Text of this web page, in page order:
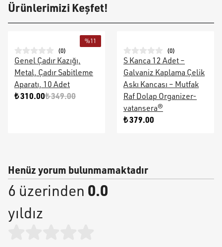
Ürünlerimizi Keşfet!
%11
(0)
Genel Çadır Kazığı,
Metal, Çadır Sabitleme
Aparatı, 10 Adet
₺ 310.00₺ 349.00
(0)
S Kanca 12 Adet –
Galvaniz Kaplama Çelik
Askı Kancası – Mutfak
Raf Dolap Organizer-
vatansera®
₺ 379.00
Henüz yorum bulunmamaktadır
6 üzerinden 0.0
yıldız